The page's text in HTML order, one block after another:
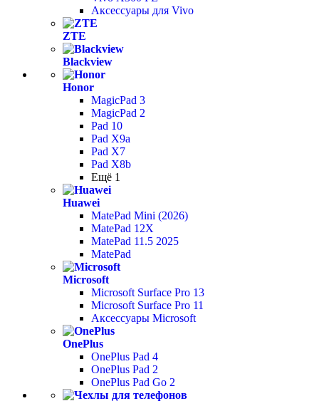
Аксессуары для Vivo
ZTE
Blackview
Honor
MagicPad 3
MagicPad 2
Pad 10
Pad X9a
Pad X7
Pad X8b
Ещё 1
Huawei
MatePad Mini (2026)
MatePad 12X
MatePad 11.5 2025
MatePad
Microsoft
Microsoft Surface Pro 13
Microsoft Surface Pro 11
Аксессуары Microsoft
OnePlus
OnePlus Pad 4
OnePlus Pad 2
OnePlus Pad Go 2